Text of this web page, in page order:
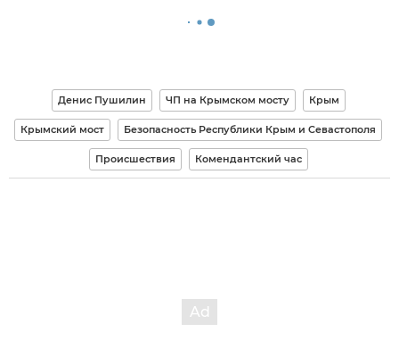
Денис Пушилин ЧП на Крымском мосту Крым
Крымский мост Безопасность Республики Крым и Севастополя
Происшествия Комендантский час